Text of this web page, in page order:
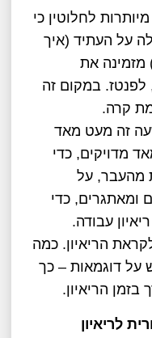
לחלוטין כי
על העתיד (איך
מזמינה את
לפנטז. במקום זה
קרה.
זה מעט מאד
מדויקים, כדי
מהעבר, על
ומאתגרים, כדי
עבודה.
הריאיון. כמה
על דוגמאות – כך
הריאיון.
לריאיון